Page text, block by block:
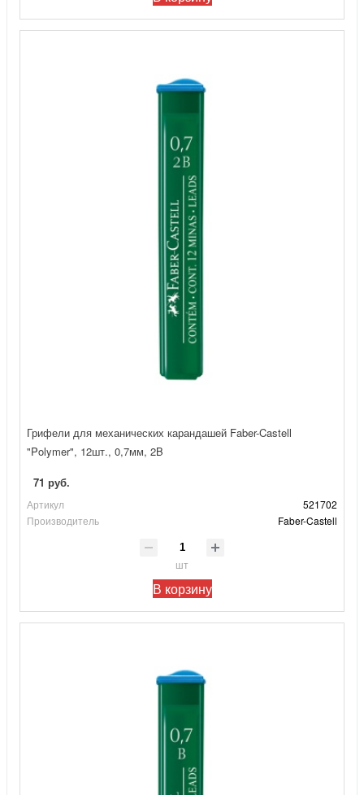
Грифели для механических карандашей Faber-Castell
"Polymer", 12шт., 0,7мм, 2B
71 руб.
Артикул
521702
Производитель
Faber-Castell
шт
В корзину